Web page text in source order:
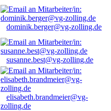
dominik.berger@vg-zolling.de
susanne.best@vg-zolling.de
elisabeth.brandmeier@vg-
zolling.de